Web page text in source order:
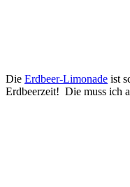
Die Erdbeer-Limonade ist
Erdbeerzeit! Die muss ich